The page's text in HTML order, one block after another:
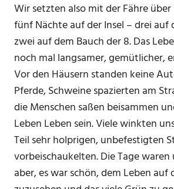
Wir setzten also mit der Fähre
fünf Nächte auf der Insel – drei auf
zwei auf dem Bauch der 8. Das
noch mal langsamer, gemütlicher,
Vor den Häusern standen keine
Pferde, Schweine spazierten am
die Menschen saßen beisammen
Leben Leben sein. Viele winkten
Teil sehr holprigen, unbefestigten
vorbeischaukelten. Die Tage
aber, es war schön, dem Leben auf